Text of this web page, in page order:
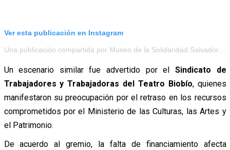
Ver esta publicación en Instagram
Un escenario similar fue advertido por el Sindicato de
Trabajadores y Trabajadoras del Teatro Biobío, quienes
manifestaron su preocupación por el retraso en los recursos
comprometidos por el Ministerio de las Culturas, las Artes y
el Patrimonio.
De acuerdo al gremio, la falta de financiamiento afecta